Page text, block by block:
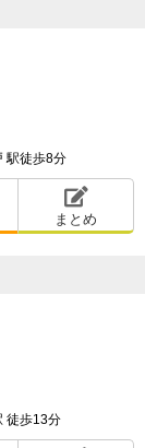
駅徒歩8分
まとめ
徒歩13分